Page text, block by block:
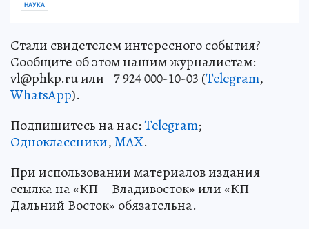
НАУКА
Стали свидетелем интересного события?
Сообщите об этом нашим журналистам:
vl@phkp.ru или +7 924 000-10-03 (Telegram,
WhatsApp).
Подпишитесь на нас:Telegram;
Одноклассники,MAX.
При использовании материалов издания
ссылка на «КП – Владивосток» или «КП –
Дальний Восток» обязательна.